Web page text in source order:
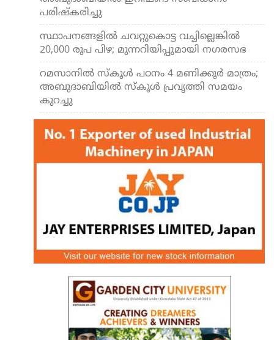
പരിഷ്‌കരിച്ചു
സ്ഥാപനങ്ങളില്‍ ചവറ്റുകൊട്ട വച്ചില്ലെങ്കില്‍
20,000 രൂപ പിഴ; മുന്നറിയിപ്പുമായി നഗരസഭ
റമസാനില്‍ സ്‌കൂള്‍ പഠനം 4 മണിക്കൂര്‍ മാത്രം;
അബുദാബിയില്‍ സ്‌കൂള്‍ പ്രവൃത്തി സമയം
കുറച്ചു